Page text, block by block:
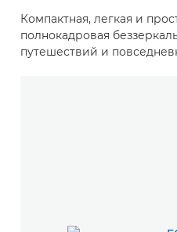
Компактная, легкая и
полнокадровая
путешествий и